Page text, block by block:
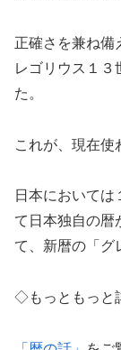
正確さを兼ね備
レゴリウス１３
た。
これが、現在使
日本においては
て日本独自の暦
て、新暦の「グ
◇もっともっと